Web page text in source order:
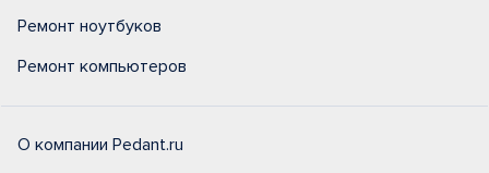
Ремонт ноутбуков
Ремонт компьютеров
О компании Pedant.ru